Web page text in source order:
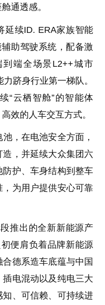
通透感。
延续ID. ERA家族智能
助驾驶系统，配备激
端全场景L2++城市
跻身行业第一梯队。
“云栖智舱”的智能体
效的人车交互方式。
，在电池安全方面，
，并延续大众集团六
护、车身结构到整车
为用户提供安心可靠
推出的全新新能源产
便肩负着品牌新能源
德系造车底蕴与中国
电混动以及纯电三大
、可信赖、可持续进